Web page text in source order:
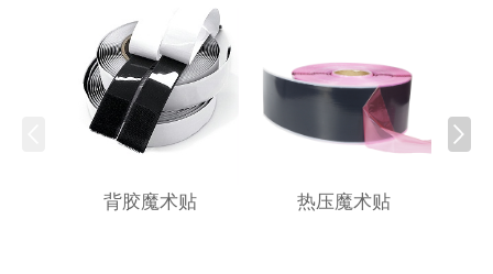
背胶魔术贴 热压魔术贴